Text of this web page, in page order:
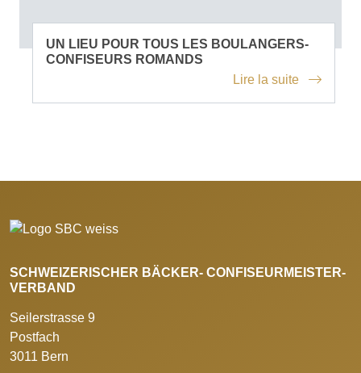
UN LIEU POUR TOUS LES BOULANGERS-
CONFISEURS ROMANDS
Lire la suite
SCHWEIZERISCHER BÄCKER- CONFISEURMEISTER-
VERBAND
Seilerstrasse 9
Postfach
3011 Bern